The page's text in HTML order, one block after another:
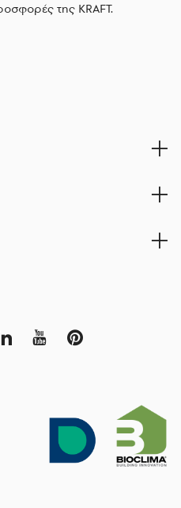
της KRAFT.